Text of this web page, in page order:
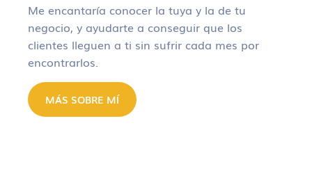
Me encantaría conocer la tuya y la de tu
negocio, y ayudarte a conseguir que los
clientes lleguen a ti sin sufrir cada mes por
encontrarlos.
MÁS SOBRE MÍ